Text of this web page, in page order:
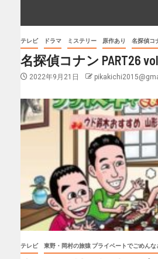
テレビ ドラマ ミステリー 原作あり 名探偵コ
名探偵コナン PART26
2022年9月21日
テレビ 東野・岡村の旅猿 プライベートでごめんな